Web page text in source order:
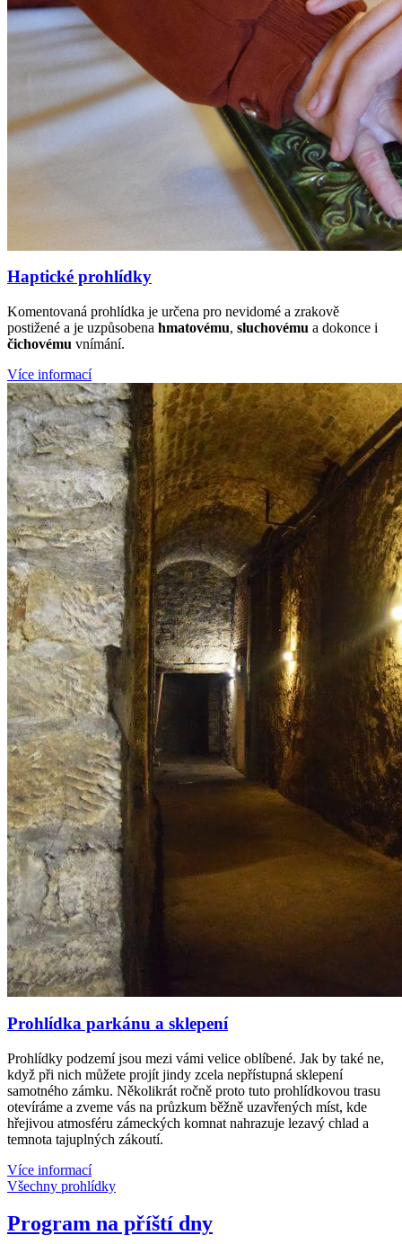
Haptické prohlídky
Komentovaná prohlídka je určena pro nevidomé a zrakově
postižené a je uzpůsobena hmatovému, sluchovému a dokonce i
čichovému vnímání.
Více informací
Prohlídka parkánu a sklepení
Prohlídky podzemí jsou mezi vámi velice oblíbené. Jak by také ne,
když při nich můžete projít jindy zcela nepřístupná sklepení
samotného zámku. Několikrát ročně proto tuto prohlídkovou trasu
otevíráme a zveme vás na průzkum běžně uzavřených míst, kde
hřejivou atmosféru zámeckých komnat nahrazuje lezavý chlad a
temnota tajuplných zákoutí.
Více informací
Všechny prohlídky
Program na příští dny